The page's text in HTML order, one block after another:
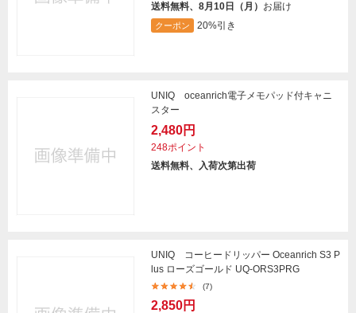
送料無料、8月10日（月） お届け
クーポン 20%引き
UNIQ oceanrich電子メモパッド付キャニ
スター
2,480円
248ポイント
送料無料、入荷次第出荷
UNIQ コーヒードリッパー Oceanrich S3 P
lus ローズゴールド UQ-ORS3PRG
(7)
2,850円